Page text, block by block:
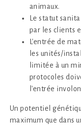
animaux.
Le statut
par les clients
L'entrée de
les unités/
limitée à un
protocoles
l'entrée
Un potentiel
maximum que dans